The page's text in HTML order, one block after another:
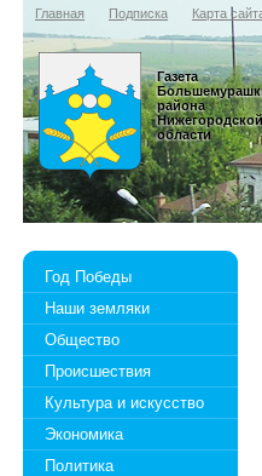
Главная Подписка Карта
Газета
района
Нижегородской
области
Год Победы
Наши земляки
Общество
Происшествия
Культура и искусство
Экономика
Политика